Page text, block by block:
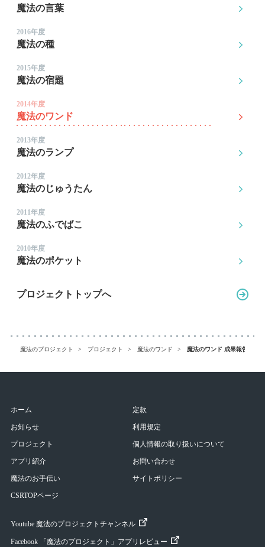
魔法のプロジェクト プロジェクト 魔法のワンド 魔法のワンド 成果報告書 【
魔法の言葉
2016年度
魔法の種
2015年度
魔法の宿題
2014年度
魔法のワンド
2013年度
魔法のランプ
2012年度
魔法のじゅうたん
2011年度
魔法のふでばこ
2010年度
魔法のポケット
プロジェクトトップへ
ホーム
お知らせ
プロジェクト
アプリ紹介
魔法のお手伝い
CSRTOPページ
定款
利用規定
個人情報の取り扱いについて
お問い合わせ
サイトポリシー
Youtube 魔法のプロジェクトチャンネル
Facebook 「魔法のプロジェクト」アプリレビュー